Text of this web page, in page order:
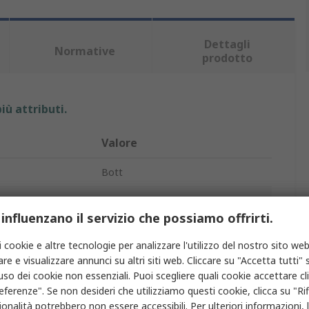
Normative
Dettagli
prodotto
attributi.
Valore
Bott
Armadio
Armadietto di stoccaggio
Sì
2
il servizio che possiamo offrirti.
cookie e altre tecnologie per analizzare l'utilizzo del nostro sito
e visualizzare annunci su altri siti web. Cliccare su "Accetta tutti"
dei cookie non essenziali. Puoi scegliere quali cookie accettare
Se non desideri che utilizziamo questi cookie, clicca su
potrebbero non essere accessibili. Per ulteriori informazioni,